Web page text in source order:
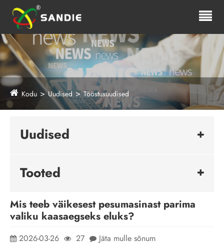
Kodu Uudised Tööstusuudised
Uudised
Tooted
Mis teeb väikesest pesumasinast parima
valiku kaasaegseks eluks?
2026-03-26 27 Jäta mulle sõnum